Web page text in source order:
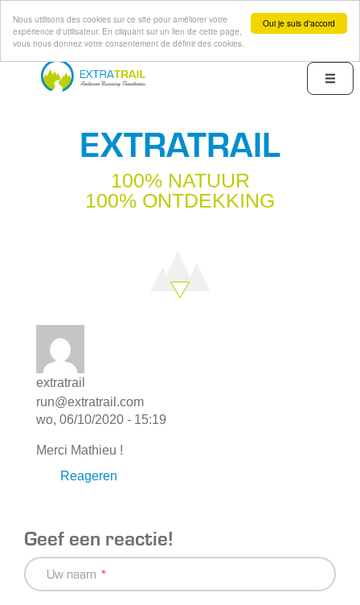
Oui je suis d'accord
Nous utilisons des cookies sur ce site pour améliorer votre
expérience d'utilisateur. En cliquant sur un lien de cette page,
vous nous donnez votre consentement de définir des cookies.
Overslaan
Menu
EXTRATRAIL
100% NATUUR
100% ONTDEKKING
extratrail
run@extratrail.com
wo, 06/10/2020 - 15:19
Merci Mathieu !
Reageren
Geef een reactie!
Uw naam